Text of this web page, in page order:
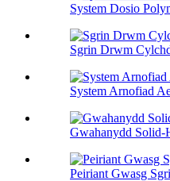
System Dosio
Sgrin Drwm
System Arnofiad
Gwahanydd
Peiriant Gwasg